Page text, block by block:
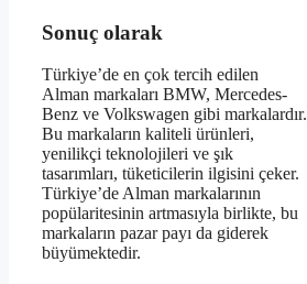
Sonuç olarak
Türkiye’de en çok tercih edilen
Alman markaları BMW, Mercedes-
Benz ve Volkswagen gibi markalardır.
Bu markaların kaliteli ürünleri,
yenilikçi teknolojileri ve şık
tasarımları, tüketicilerin ilgisini çeker.
Türkiye’de Alman markalarının
popülaritesinin artmasıyla birlikte, bu
markaların pazar payı da giderek
büyümektedir.